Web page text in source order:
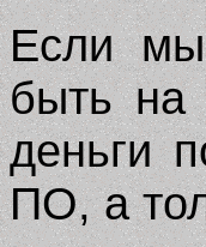
Если мы
быть на
деньги
ПО, а